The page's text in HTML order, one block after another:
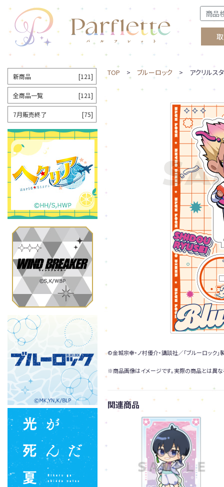
TOP > ブルーロック > アクリルスタ
©金城宗幸・ノ村優介・講談社／「ブルーロック」
※商品画像はイメージです。実際の商品とは異な
関連商品
新商品 [121]
全商品一覧 [121]
7月販売終了 [75]